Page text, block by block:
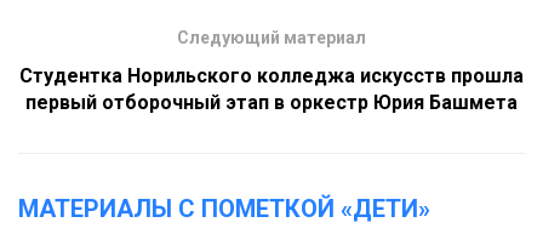
Следующий материал
Студентка Норильского колледжа искусств прошла
первый отборочный этап в оркестр Юрия Башмета
МАТЕРИАЛЫ С ПОМЕТКОЙ «ДЕТИ»